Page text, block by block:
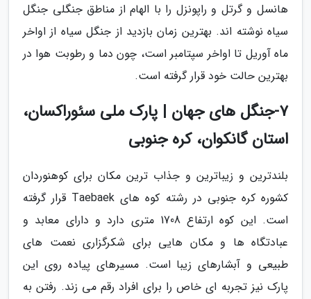
هانسل و گرتل و راپونزل را با الهام از مناطق جنگلی جنگل
سیاه نوشته اند. بهترین زمان بازدید از جنگل سیاه از اواخر
ماه آوریل تا اواخر سپتامبر است، چون دما و رطوبت هوا در
بهترین حالت خود قرار گرفته است.
7-جنگل های جهان | پارک ملی سئوراکسان،
استان گانکوان، کره جنوبی
بلندترین و زیباترین و جذاب ترین مکان برای کوهنوردان
کشوره کره جنوبی در رشته کوه های Taebaek قرار گرفته
است. این کوه ارتفاع 1708 متری دارد و دارای معابد و
عبادتگاه ها و مکان هایی برای شکرگزاری نعمت های
طبیعی و آبشارهای زیبا است. مسیرهای پیاده روی این
پارک نیز تجربه ای خاص را برای افراد رقم می زند. رفتن به